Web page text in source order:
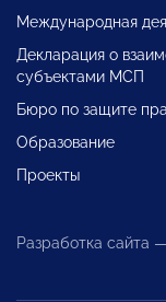
Международная
Декларация о
субъектами МСП
Бюро по защите
Образование
Проекты
Разработка сайта —